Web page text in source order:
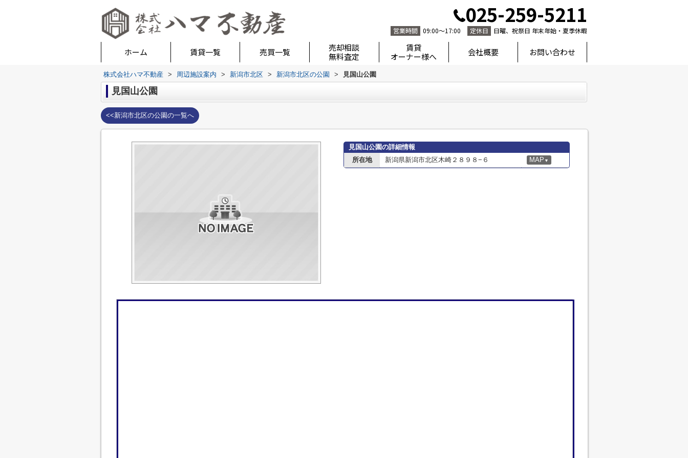
025-259-5211
営業時間 09:00～17:00 定休日 日曜、祝祭日 年末年始・夏季休暇
ホーム 賃貸一覧 売買一覧
売却相談
無料査定
賃貸
オーナー様へ
会社概要 お問い合わせ
株式会社ハマ不動産 > 周辺施設案内 > 新潟市北区 > 新潟市北区の公園 > 見国山公園
見国山公園
<<新潟市北区の公園の一覧へ
見国山公園の詳細情報
所在地
新潟県新潟市北区木崎２８９８−６ MAP ▼